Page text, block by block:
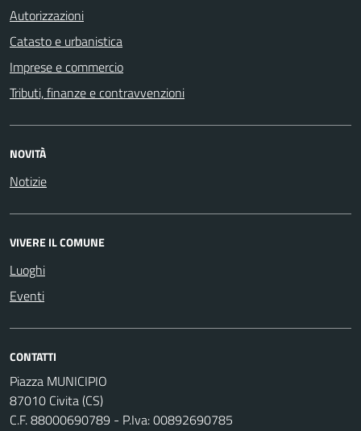
Autorizzazioni
Catasto e urbanistica
Imprese e commercio
Tributi, finanze e contravvenzioni
NOVITÀ
Notizie
VIVERE IL COMUNE
Luoghi
Eventi
CONTATTI
Piazza MUNICIPIO
87010 Civita (CS)
C.F. 88000690789 - P.Iva: 00892690785